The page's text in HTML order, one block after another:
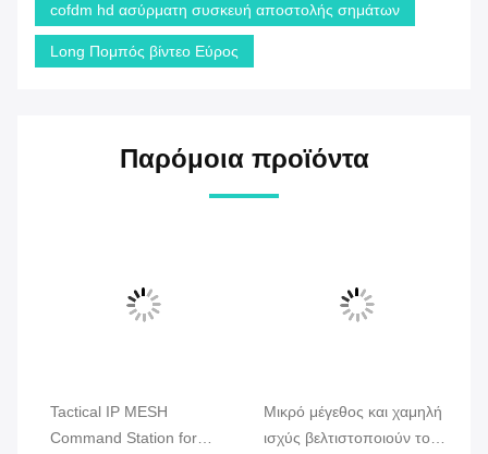
cofdm hd ασύρματη συσκευή αποστολής σημάτων
Long Πομπός βίντεο Εύρος
Παρόμοια προϊόντα
Tactical IP MESH
Command Station for
Μικρό μέγεθος και χαμηλή
ισχύς βελτιστοποιούν το